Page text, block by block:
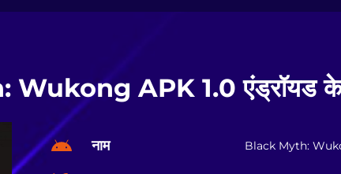
APK 1.0 एंड्रॉयड के
नाम Black Myth: